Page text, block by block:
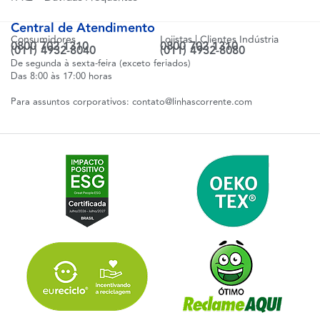
Central de Atendimento
Consumidores
0800 702 1310
(011) 4932-8040
Lojistas | Clientes Indústria
0800 702 1310
(011) 4932-8080
De segunda à sexta-feira (exceto feriados)
Das 8:00 às 17:00 horas
Para assuntos corporativos: contato@linhascorrente.com